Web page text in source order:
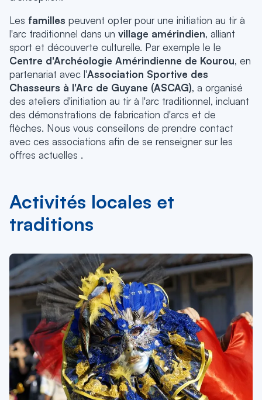
Les familles peuvent opter pour une initiation au tir à
l'arc traditionnel dans un village amérindien, alliant
sport et découverte culturelle. Par exemple le le
Centre d'Archéologie Amérindienne de Kourou, en
partenariat avec l'Association Sportive des
Chasseurs à l'Arc de Guyane (ASCAG), a organisé
des ateliers d'initiation au tir à l'arc traditionnel, incluant
des démonstrations de fabrication d'arcs et de
flèches. Nous vous conseillons de prendre contact
avec ces associations afin de se renseigner sur les
offres actuelles .
Activités locales et
traditions